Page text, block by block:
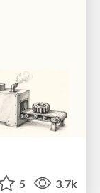
5 3.7k